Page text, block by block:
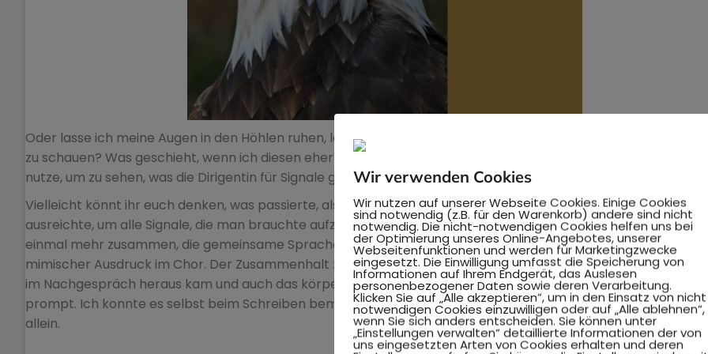
Oder lasse ich meine Augen in den Höhlen ruhen, lasse die Bilder in mich hinein strömen, anstatt angestrengt
zu schauen? Was geschieht, wenn ich diesen eher unfokussierten Blick, den eher aufnehmenden, rezeptiven
nutze, um zu sehen, was die Dirigentin für Signale gibt?
Vielleicht könnt ihr euch denken, was passierte, als die Gruppe darauf vertraute, dass der weiche, weite Blick
ausreichte, um alle Signale, die man brauchte aufzunehmen. Der Klang wurde voller und weicher, der Chor
einmal mehr zusammen, die gemeinsame Sprache war nicht mehr mühsam und es entstand ein ganz anderer
mimischer Ausdruck im Chor. Der Zusammenhalt zwischen den Sänger:innen fühlte sich auf einmal anders an,
im Nachgespräch heraus kam und auch das körperliche Empfinden war angenehmer. Und die Atmung reagiert
prompt. Ich konnte es selbst beim Schreiben bemerken, dass sie auf einmal tiefer und leichter wurde, ganz von
allein.
Wir verwenden Cookies
Wir nutzen auf unserer Webseite Cookies. Einige Cookies
sind notwendig (z.B. für den Warenkorb) andere sind nicht
notwendig. Die nicht-notwendigen Cookies helfen uns bei
der Optimierung unseres Online-Angebotes, unserer
Webseitenfunktionen und werden für Marketingzwecke
eingesetzt. Die Einwilligung umfasst die Speicherung von
Informationen auf Ihrem Endgerät, das Auslesen
personenbezogener Daten sowie deren Verarbeitung.
Klicken Sie auf „Alle akzeptieren“, um in den Einsatz von nicht
notwendigen Cookies einzuwilligen oder auf „Alle ablehnen“,
wenn Sie sich anders entscheiden. Sie können unter
„Einstellungen verwalten“ detaillierte Informationen der von
uns eingesetzten Arten von Cookies erhalten und deren